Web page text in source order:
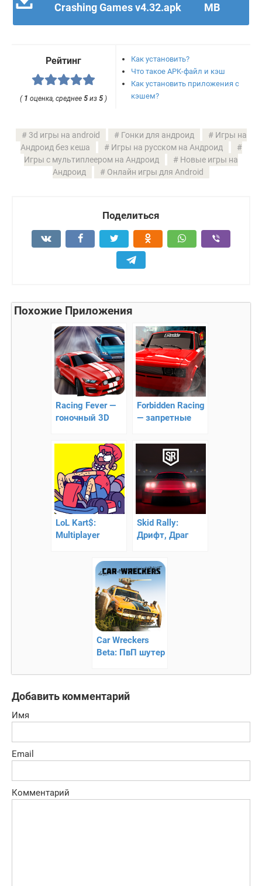
Crashing Games v4.32.apk
MB
Рейтинг
( 1 оценка, среднее5 из5 )
Как установить?
Что такое APK-файл и кэш
Как установить приложения с
кэшем?
3d игры на android Гонки для андроид
Игры на
Андроид без кеша
Игры на русском на Андроид
Игры с мультиплеером на Андроид
Новые игры на
Андроид
Онлайн игры для Android
Поделиться
Похожие Приложения
Racing Fever —
гоночный 3D
Forbidden Racing
— запретные
LoL Kart$:
Multiplayer
сумасшедшие
Skid Rally:
Дрифт, Драг
Car Wreckers
Beta: ПвП шутер
роботов
Добавить комментарий
Имя
Email
Комментарий